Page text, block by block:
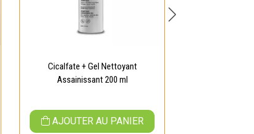
Cicalfate + Gel Nettoyant
Assainissant 200 ml
AJOUTER AU PANIER